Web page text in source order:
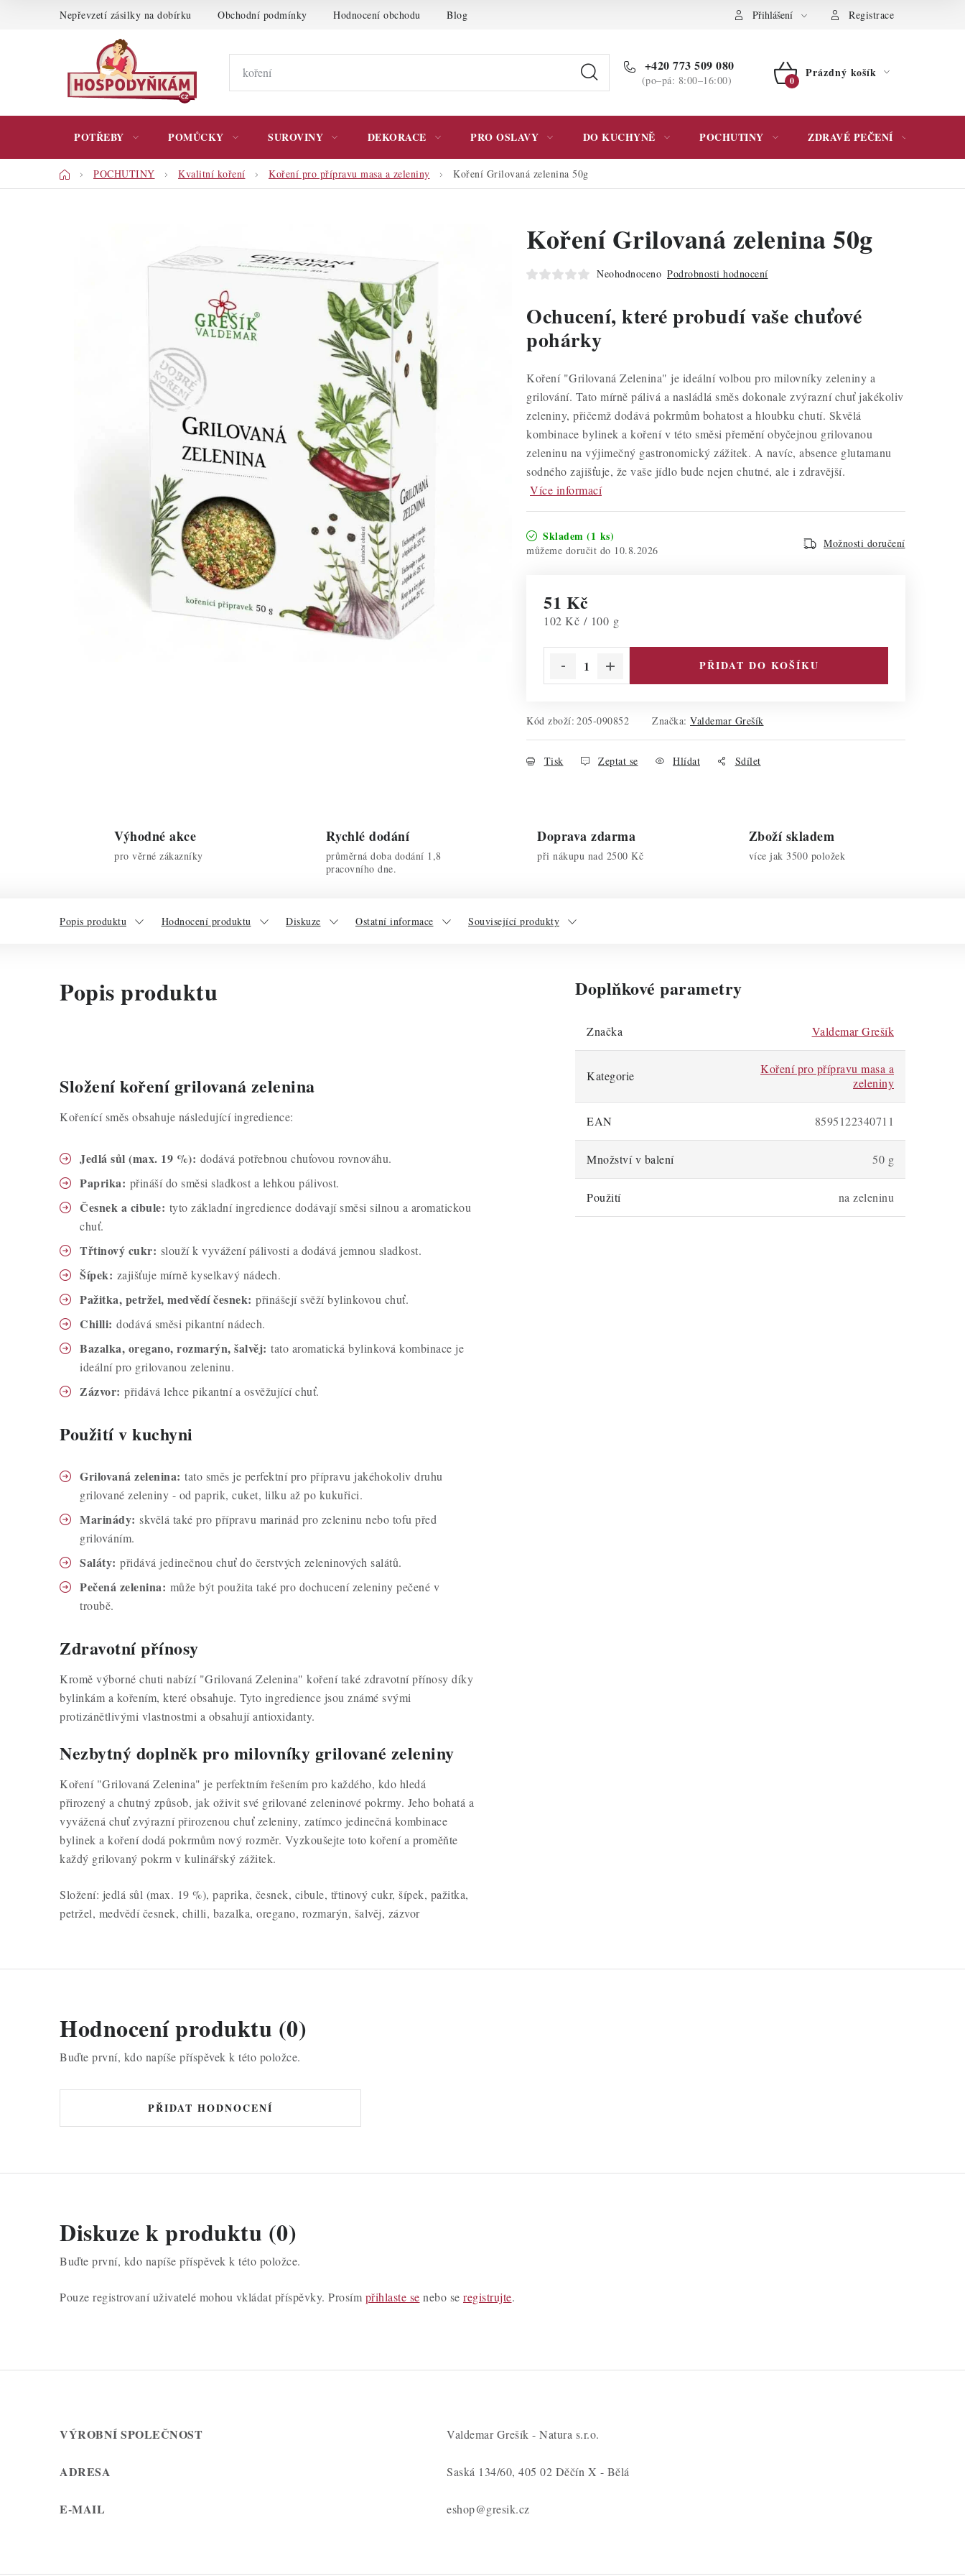
Nepřevzetí zásilky na dobírku Obchodní podmínky Hodnocení obchodu Blog Podmínky ochrany osobních údajů Přihlášení Registrace
+420 773 509 080
(po–pá: 8:00–16:00)
NÁKUPNÍ
Prázdný košík
POTŘEBY POMŮCKY SUROVINY DEKORACE PRO OSLAVY DO KUCHYNĚ POCHUTINY ZDRAVÉ PEČENÍ
DomůPOCHUTINY Kvalitní koření Koření pro přípravu masa a zeleniny Koření Grilovaná zelenina 50g
Koření Grilovaná zelenina 50g
Neohodnoceno Podrobnosti hodnocení
Ochucení, které probudí vaše chuťové
pohárky
Koření "Grilovaná Zelenina" je ideální volbou pro milovníky zeleniny a
grilování. Tato mírně pálivá a nasládlá směs dokonale zvýrazní chuť jakékoliv
zeleniny, přičemž dodává pokrmům bohatost a hloubku chutí. Skvělá
kombinace bylinek a koření v této směsi přemění obyčejnou grilovanou
zeleninu na výjimečný gastronomický zážitek. A navíc, absence glutamanu
sodného zajišťuje, že vaše jídlo bude nejen chutné, ale i zdravější.
Více informací
Skladem (1 ks)
10.8.2026
Možnosti doručení
51 Kč
Měrná cena:
102 Kč / 100 g
PŘIDAT DO KOŠÍKU
Kód zboží: 205-090852 Značka: Valdemar Grešík
Tisk Zeptat se Hlídat Sdílet
Výhodné akce
pro věrné zákazníky
Rychlé dodání
průměrná doba dodání 1,8
pracovního dne.
Doprava zdarma
při nákupu nad 2500 Kč
Zboží skladem
více jak 3500 položek
Popis produktu Hodnocení produktu Diskuze Ostatní informace Související produkty
Popis produktu
Složení koření grilovaná zelenina
Kořenící směs obsahuje následující ingredience:
Jedlá sůl (max. 19 %): dodává potřebnou chuťovou rovnováhu.
Paprika: přináší do směsi sladkost a lehkou pálivost.
Česnek a cibule: tyto základní ingredience dodávají směsi silnou a aromatickou
chuť.
Třtinový cukr: slouží k vyvážení pálivosti a dodává jemnou sladkost.
Šípek: zajišťuje mírně kyselkavý nádech.
Pažitka, petržel, medvědí česnek: přinášejí svěží bylinkovou chuť.
Chilli: dodává směsi pikantní nádech.
Bazalka, oregano, rozmarýn, šalvěj: tato aromatická bylinková kombinace je
ideální pro grilovanou zeleninu.
Zázvor: přidává lehce pikantní a osvěžující chuť.
Použití v kuchyni
Grilovaná zelenina: tato směs je perfektní pro přípravu jakéhokoliv druhu
grilované zeleniny - od paprik, cuket, lilku až po kukuřici.
Marinády: skvělá také pro přípravu marinád pro zeleninu nebo tofu před
grilováním.
Saláty: přidává jedinečnou chuť do čerstvých zeleninových salátů.
Pečená zelenina: může být použita také pro dochucení zeleniny pečené v
troubě.
Zdravotní přínosy
Kromě výborné chuti nabízí "Grilovaná Zelenina" koření také zdravotní přínosy díky
bylinkám a kořením, které obsahuje. Tyto ingredience jsou známé svými
protizánětlivými vlastnostmi a obsahují antioxidanty.
Nezbytný doplněk pro milovníky grilované zeleniny
Koření "Grilovaná Zelenina" je perfektním řešením pro každého, kdo hledá
přirozený a chutný způsob, jak oživit své grilované zeleninové pokrmy. Jeho bohatá a
vyvážená chuť zvýrazní přirozenou chuť zeleniny, zatímco jedinečná kombinace
bylinek a koření dodá pokrmům nový rozměr. Vyzkoušejte toto koření a proměňte
každý grilovaný pokrm v kulinářský zážitek.
Složení: jedlá sůl (max. 19 %), paprika, česnek, cibule, třtinový cukr, šípek, pažitka,
petržel, medvědí česnek, chilli, bazalka, oregano, rozmarýn, šalvěj, zázvor
Doplňkové parametry
Značka Valdemar Grešík
Kategorie
Koření pro přípravu masa a
zeleniny
EAN 8595122340711
Množství v balení 50 g
Použití na zeleninu
Hodnocení produktu (0)
Buďte první, kdo napíše příspěvek k této položce.
PŘIDAT HODNOCENÍ
Diskuze k produktu (0)
Buďte první, kdo napíše příspěvek k této položce.
Pouze registrovaní uživatelé mohou vkládat příspěvky. Prosím přihlaste se nebo se registrujte.
VÝROBNÍ SPOLEČNOST Valdemar Grešík - Natura s.r.o.
ADRESA Saská 134/60, 405 02 Děčín X - Bělá
E-MAIL eshop@gresik.cz